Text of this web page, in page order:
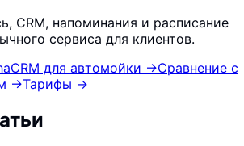
CRM, напоминания и расписание
сервиса для клиентов.
CRM для автомойки →Сравнение с
→Тарифы →